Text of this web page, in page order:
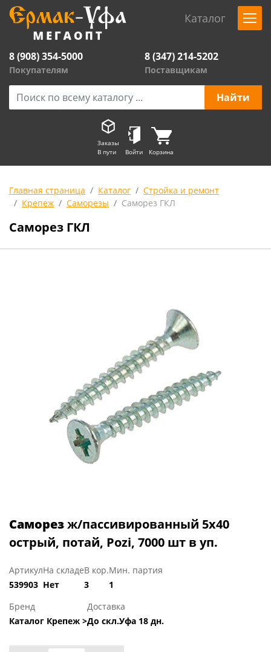
Каталог
8 (908) 354-5000
Покупателям
8 (347) 214-5202
Поставщикам
Заказы
В пути
Войти Корзина
Главная страница Каталог
Стройка и ремонт
Крепеж
Саморезы Саморез ГКЛ
Саморез ГКЛ
Саморезж/пассивированный 5х40
острый, потай, Pozi, 7000 шт в уп.
Артикул
539903
На складе
Нет
В кор.
3
Мин. партия
1
Бренд
Каталог Крепеж >
Доставка
До скл.Уфа 18 дн.